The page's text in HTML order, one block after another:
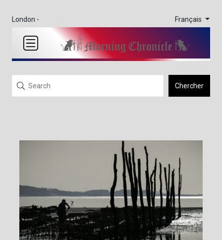
London - Français
Chercher